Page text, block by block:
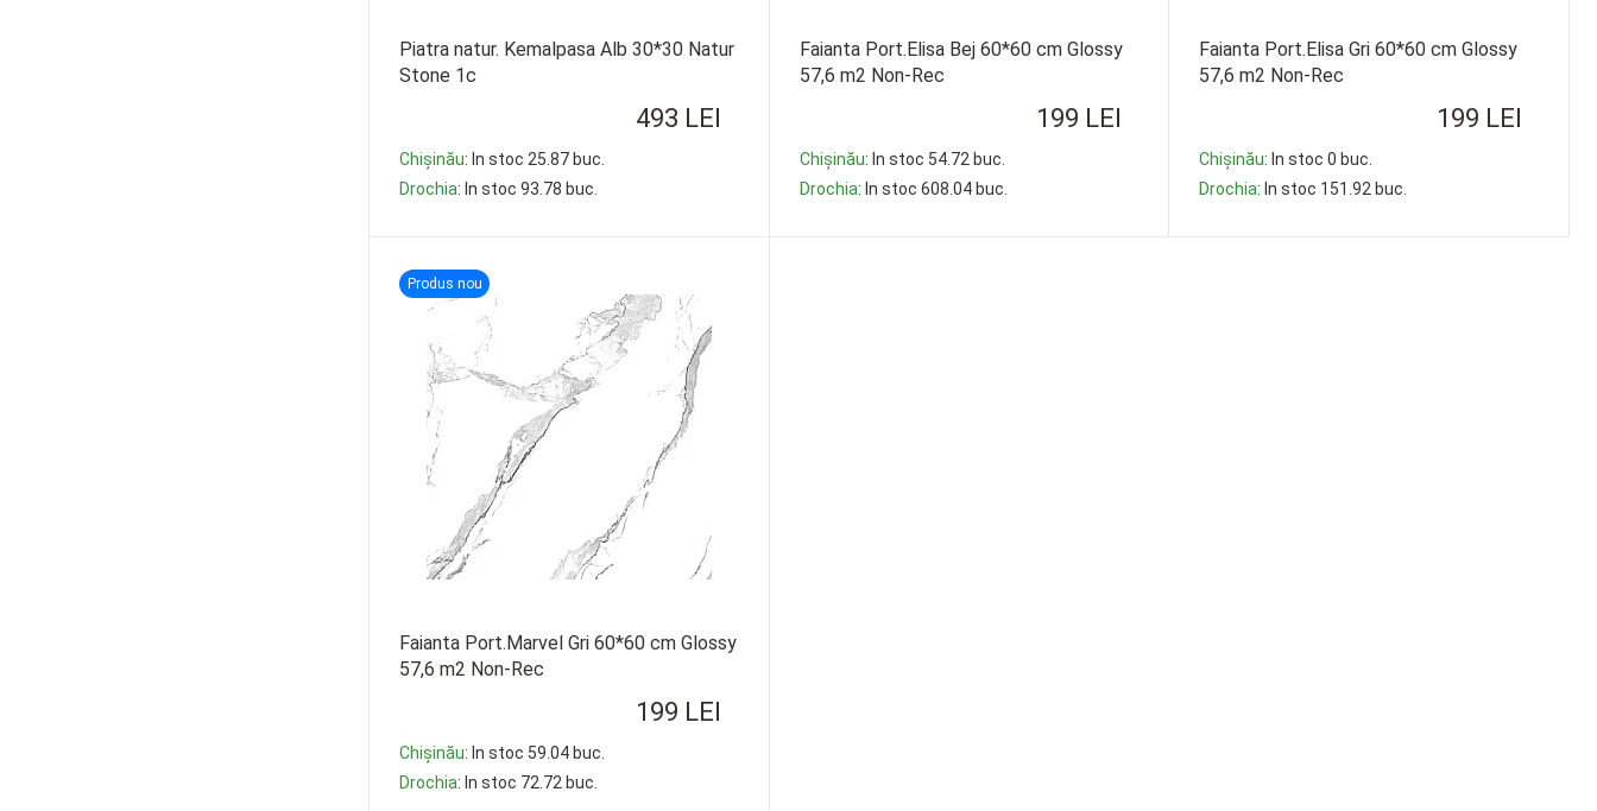
Piatra natur. Kemalpasa Alb 30*30 Natur
Stone 1c
493 LEI
Chișinău: In stoc 25.87 buc.
Drochia: In stoc 93.78 buc.
Faianta Port.Elisa Bej 60*60 cm Glossy
57,6 m2 Non-Rec
199 LEI
Chișinău: In stoc 54.72 buc.
Drochia: In stoc 608.04 buc.
Faianta Port.Elisa Gri 60*60 cm Glossy
57,6 m2 Non-Rec
199 LEI
Chișinău: In stoc 0 buc.
Drochia: In stoc 151.92 buc.
Produs nou
Faianta Port.Marvel Gri 60*60 cm Glossy
57,6 m2 Non-Rec
199 LEI
Chișinău: In stoc 59.04 buc.
Drochia: In stoc 72.72 buc.